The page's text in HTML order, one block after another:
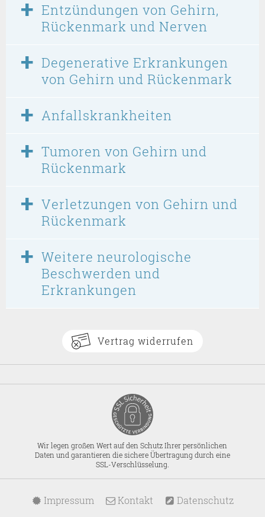
Entzündungen von Gehirn,
Rückenmark und Nerven
Degenerative Erkrankungen
von Gehirn und Rückenmark
Anfallskrankheiten
Tumoren von Gehirn und
Rückenmark
Verletzungen von Gehirn und
Rückenmark
Weitere neurologische
Beschwerden und
Erkrankungen
Vertrag widerrufen
Wir legen großen Wert auf den Schutz Ihrer persönlichen
Daten und garantieren die sichere Übertragung durch eine
SSL-Verschlüsselung.
Impressum Kontakt Datenschutz